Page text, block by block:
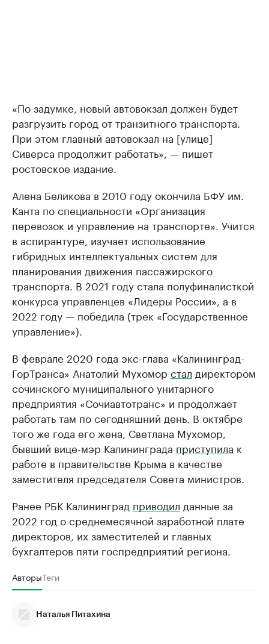
«По задумке, новый автовокзал должен будет
разгрузить город от транзитного транспорта.
При этом главный автовокзал на [улице]
Сиверса продолжит работать», — пишет
ростовское издание.
Алена Беликова в 2010 году окончила БФУ им.
Канта по специальности «Организация
перевозок и управление на транспорте». Учится
в аспирантуре, изучает использование
гибридных интеллектуальных систем для
планирования движения пассажирского
транспорта. В 2021 году стала полуфиналисткой
конкурса управленцев «Лидеры России», а в
2022 году — победила (трек «Государственное
управление»).
В феврале 2020 года экс-глава «Калининград-
ГорТранса» Анатолий Мухомор стал директором
сочинского муниципального унитарного
предприятия «Сочиавтотранс» и продолжает
работать там по сегодняшний день. В октябре
того же года его жена, Светлана Мухомор,
бывший вице-мэр Калининграда приступила к
работе в правительстве Крыма в качестве
заместителя председателя Совета министров.
Ранее РБК Калининград приводил данные за
2022 год о среднемесячной заработной плате
директоров, их заместителей и главных
бухгалтеров пяти госпредприятий региона.
АвторыТеги
Наталья Питахина